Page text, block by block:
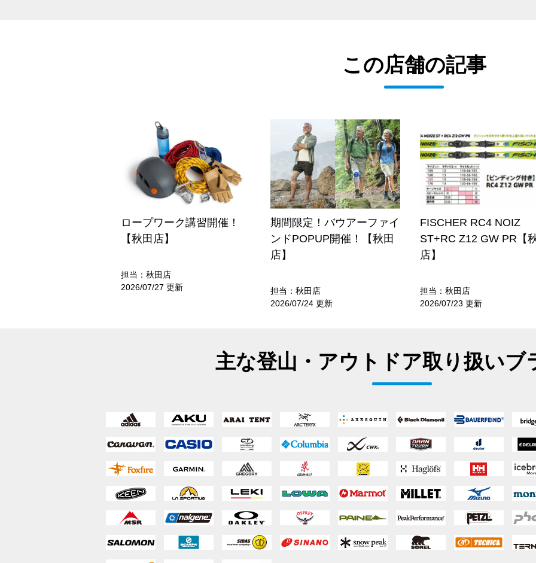
この店舗の記事
ロープワーク講習開催！
【秋田店】
担当：秋田店
2026/07/27 更新
期間限定！バウアーファイ
ンドPOPUP開催！【秋田
店】
担当：秋田店
2026/07/24 更新
FISCHER RC4 NOIZ
ST+RC Z12 GW PR【
店】
担当：秋田店
2026/07/23 更新
主な登山・アウトドア取り扱いブ